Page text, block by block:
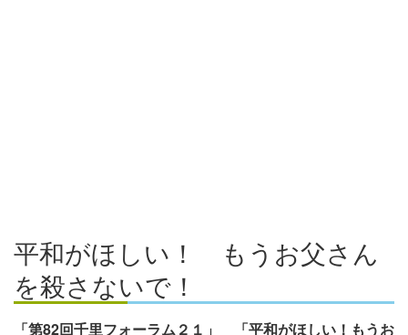
平和がほしい！ もうお父さん
を殺さないで！
「第82回千里フォーラム２１」 「平和がほしい！もうお